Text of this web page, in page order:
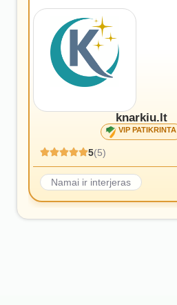
knarkiu.lt
VIP PATIKRINTA
5(5)
Namai ir interjeras